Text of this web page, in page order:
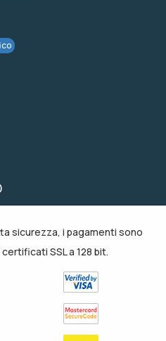
sicurezza, i pagamenti sono
SSL a 128 bit.